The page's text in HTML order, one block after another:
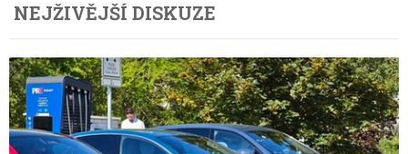
NEJŽIVĚJŠÍ DISKUZE